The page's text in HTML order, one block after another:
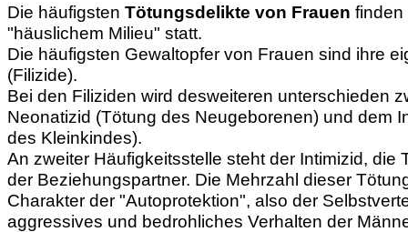
Die häufigsten Tötungsdelikte von Frauen finden
"häuslichem Milieu" statt.
Die häufigsten Gewaltopfer von Frauen sind ihre
(Filizide).
Bei den Filiziden wird desweiteren unterschieden
Neonatizid (Tötung des Neugeborenen) und dem
des Kleinkindes).
An zweiter Häufigkeitsstelle steht der Intimizid, die
der Beziehungspartner. Die Mehrzahl dieser
Charakter der "Autoprotektion", also der
aggressives und bedrohliches Verhalten der